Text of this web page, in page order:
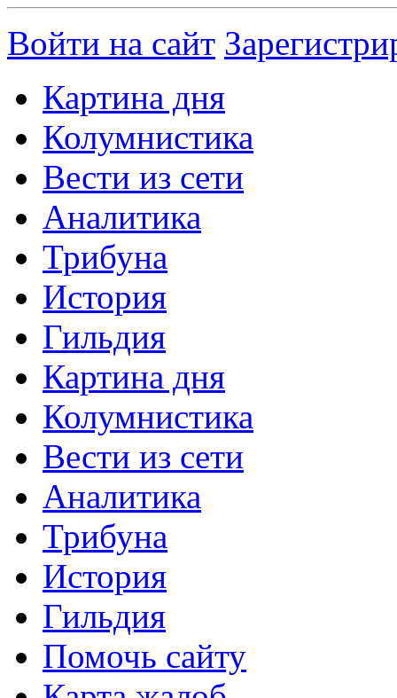
Войти на сайт
Картина дня
Колумнистика
Вести из сети
Аналитика
Трибуна
История
Гильдия
Картина дня
Колумнистика
Вести из сети
Аналитика
Трибуна
История
Гильдия
Помочь сайту